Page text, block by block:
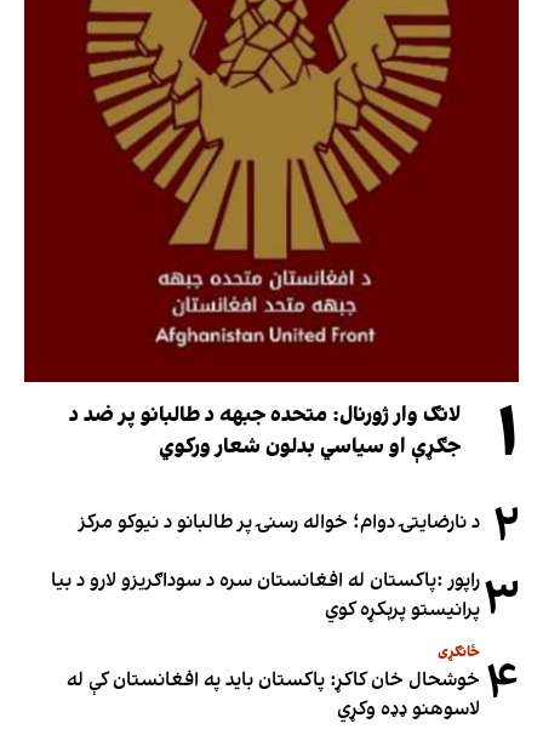
۱
لانګ وار ژورنال: متحده جبهه د طالبانو پر ضد د
جګړې او سیاسي بدلون شعار ورکوي
۲ د نارضایتۍ دوام؛ خواله رسنۍ پر طالبانو د نیوکو مرکز
۳راپور :پاکستان له افغانستان سره د سوداګریزو لارو د بیا
پرانیستو پرېکړه کوي
۴ ځانګړی
خوشحال خان کاکړ: پاکستان بايد په افغانستان کې له
لاسوهنو ډډه وکړي